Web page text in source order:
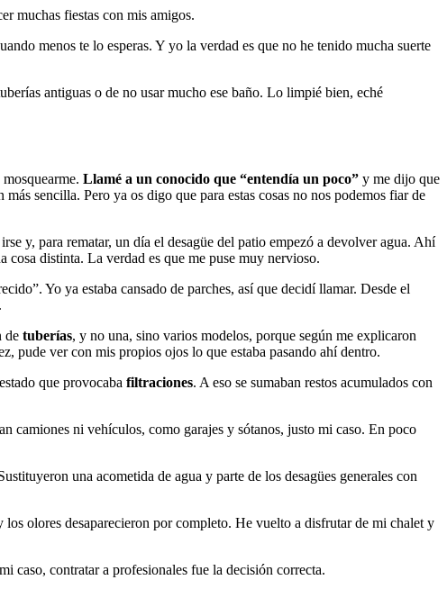
muchas fiestas con mis amigos.
menos te lo esperas. Y yo la verdad es que no he tenido mucha suerte
antiguas o de no usar mucho ese baño. Lo limpié bien, eché
Llamé a un conocido que “entendía un poco” y me dijo que
sencilla. Pero ya os digo que para estas cosas no nos podemos fiar de
y, para rematar, un día el desagüe del patio empezó a devolver agua. Ahí
cosa distinta. La verdad es que me puse muy nervioso.
Yo ya estaba cansado de parches, así que decidí llamar. Desde el
de tuberías, y no una, sino varios modelos, porque según me explicaron
pude ver con mis propios ojos lo que estaba pasando ahí dentro.
que provocaba filtraciones. A eso se sumaban restos acumulados con
camiones ni vehículos, como garajes y sótanos, justo mi caso. En poco
una acometida de agua y parte de los desagües generales con
olores desaparecieron por completo. He vuelto a disfrutar de mi chalet y
caso, contratar a profesionales fue la decisión correcta.